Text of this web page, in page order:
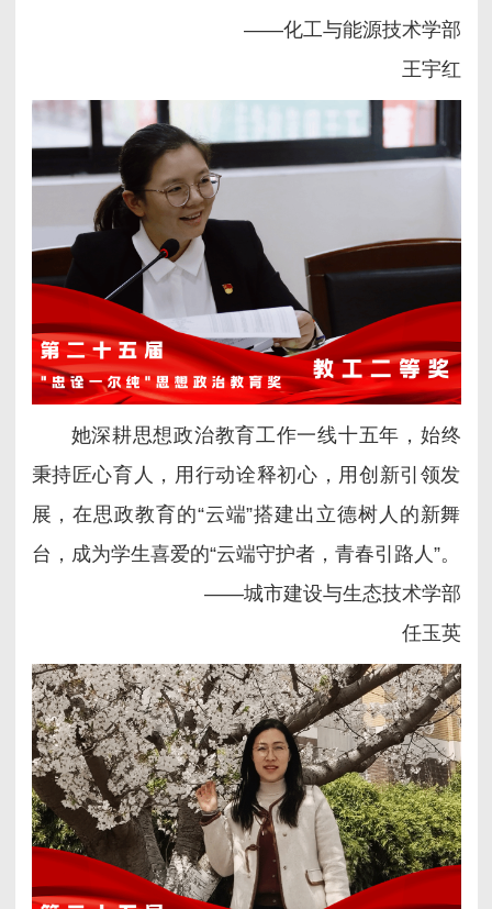
——化工与能源技术学部
王宇红
她深耕思想政治教育工作一线十五年，始终
秉持匠心育人，用行动诠释初心，用创新引领发
展，在思政教育的“云端”搭建出立德树人的新舞
台，成为学生喜爱的“云端守护者，青春引路人”。
——城市建设与生态技术学部
任玉英